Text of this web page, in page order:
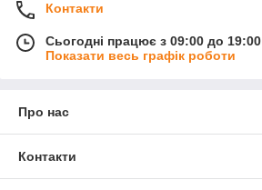
Контакти
Сьогодні працює з 09:00 до 19:00
Показати весь графік роботи
Про нас
Контакти